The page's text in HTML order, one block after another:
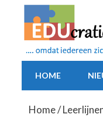
inhoud
HOME
Home/